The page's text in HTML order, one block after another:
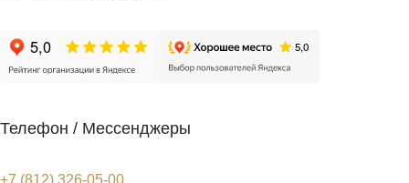
Телефон / Мессенджеры
+7 (812) 326-05-00